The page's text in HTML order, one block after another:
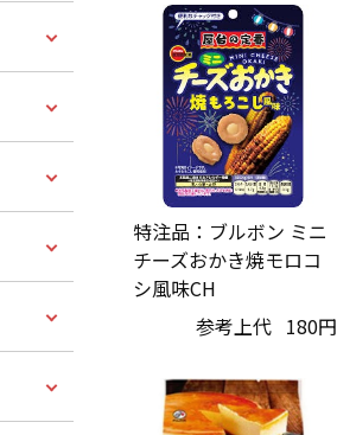
特注品：ブルボン ミニ
チーズおかき焼モロコ
シ風味CH
参考上代 180円